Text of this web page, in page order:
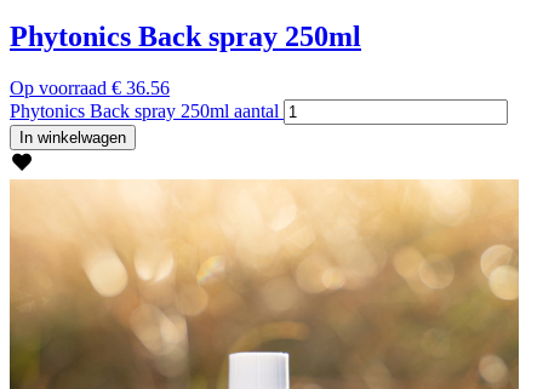
Phytonics Back spray 250ml
Op voorraad € 36.56
Phytonics Back spray 250ml aantal
In winkelwagen